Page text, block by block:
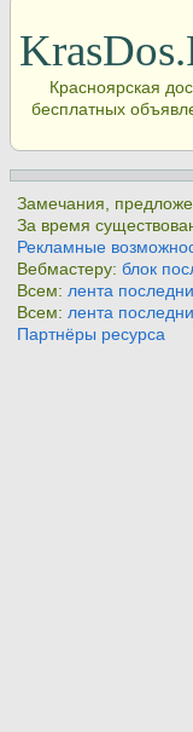
Красноярская
бесплатных
Замечания,
За время
Рекламные
Вебмастеру:блок
Всем: лента
Всем: лента
Партнёры ресурса